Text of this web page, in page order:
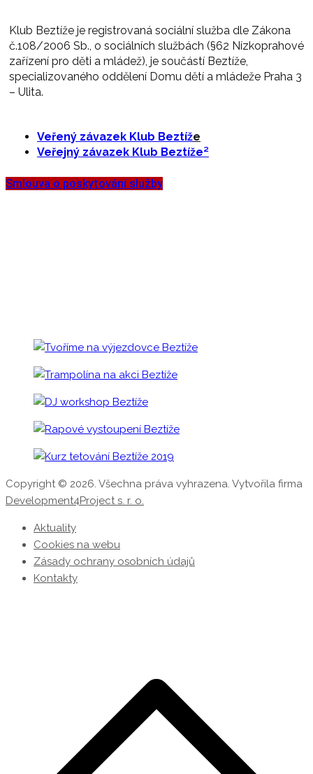
Klub Beztíže je registrovaná sociální služba dle Zákona
č.108/2006 Sb., o sociálních službách (§62 Nízkoprahové
zařízení pro děti a mládež), je součástí Beztíže,
specializovaného oddělení Domu dětí a mládeže Praha 3
– Ulita.
Veřený závazek Klub Beztíže
Veřejný závazek Klub Beztíže²
Smlouva o poskytování služby
Copyright © 2026. Všechna práva vyhrazena. Vytvořila firma
Development4Project s. r. o.
Aktuality
Cookies na webu
Zásady ochrany osobních údajů
Kontakty